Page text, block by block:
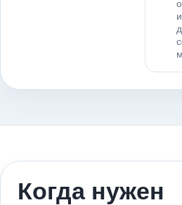
Когда нужен